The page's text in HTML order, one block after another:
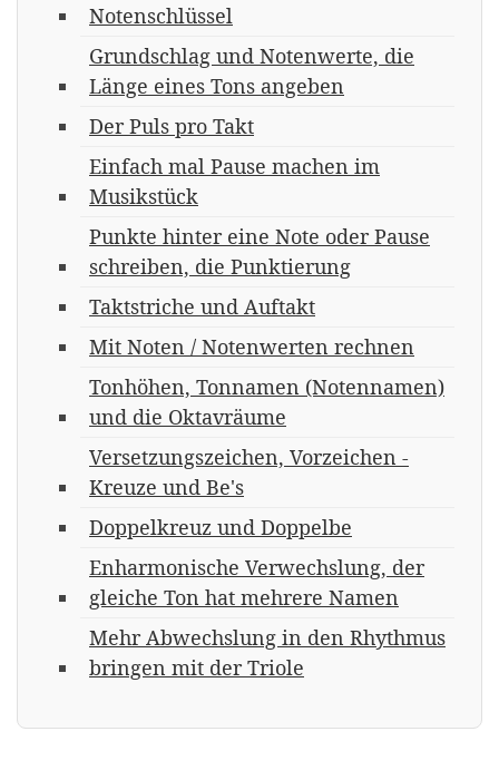
Notenschlüssel
Grundschlag und Notenwerte, die
Länge eines Tons angeben
Der Puls pro Takt
Einfach mal Pause machen im
Musikstück
Punkte hinter eine Note oder Pause
schreiben, die Punktierung
Taktstriche und Auftakt
Mit Noten / Notenwerten rechnen
Tonhöhen, Tonnamen (Notennamen)
und die Oktavräume
Versetzungszeichen, Vorzeichen -
Kreuze und Be's
Doppelkreuz und Doppelbe
Enharmonische Verwechslung, der
gleiche Ton hat mehrere Namen
Mehr Abwechslung in den Rhythmus
bringen mit der Triole